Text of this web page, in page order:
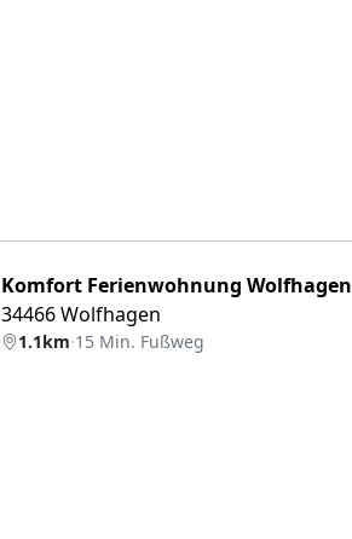
Komfort Ferienwohnung Wolfhagen
34466 Wolfhagen
1.1km·15 Min. Fußweg